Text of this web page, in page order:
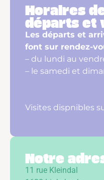
Horaires
départs et
Les départs et
font sur rendez-
– du lundi au
– le samedi et
Visites dispnibles
Notre
11 rue Kleindal